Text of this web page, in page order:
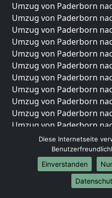
Umzug von Paderborn
Umzug von Paderborn
Umzug von Paderborn
Umzug von Paderborn
Umzug von Paderborn
Umzug von Paderborn
Umzug von Paderborn
Umzug von Paderborn
Umzug von Paderborn
Umzug von Paderborn
Umzug von Paderborn
Umzug von Paderborn
Umzug von Paderborn
Internationale-
Umzug von Paderborn
Diese Internetseite
Einverstanden